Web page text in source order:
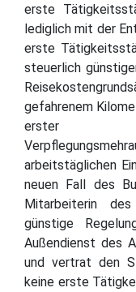
erste
lediglich mit der
erste
steuerlich
gefahrenem
erster
arbeitstäglichen
neuen Fall des
Mitarbeiterin
günstige
Außendienst des
und vertrat den
keine erste